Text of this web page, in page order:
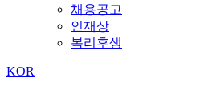
채용공고
인재상
복리후생
KOR